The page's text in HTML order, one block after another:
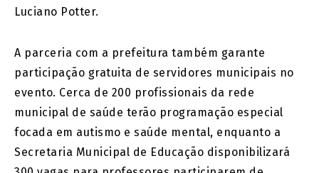
Luciano Potter.
A parceria com a prefeitura também garante
participação gratuita de servidores municipais no
evento. Cerca de 200 profissionais da rede
municipal de saúde terão programação especial
focada em autismo e saúde mental, enquanto a
Secretaria Municipal de Educação disponibilizará